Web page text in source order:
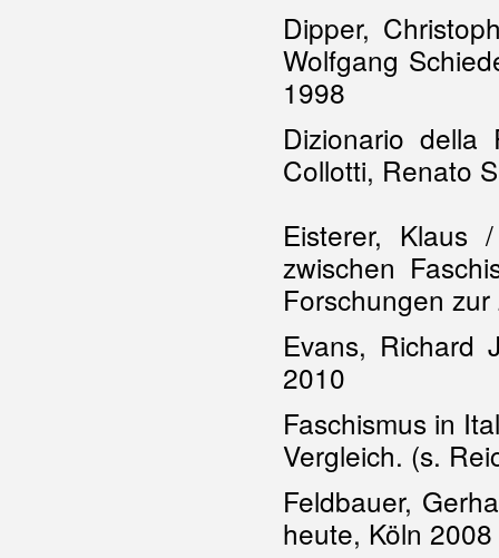
Dipper,
Wolfgang
1998
Dizionario
Collotti, Renato
Eisterer, Klaus
zwischen
Forschungen
Evans, Richard
2010
Faschismus in
Vergleich. (s.
Feldbauer,
heute, Köln 2008